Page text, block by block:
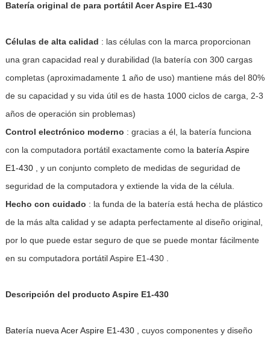
Batería original de para portátil Acer Aspire E1-430
Células de alta calidad : las células con la marca proporcionan
una gran capacidad real y durabilidad (la batería con 300 cargas
completas (aproximadamente 1 año de uso) mantiene más del 80%
de su capacidad y su vida útil es de hasta 1000 ciclos de carga, 2-3
años de operación sin problemas)
Control electrónico moderno : gracias a él, la batería funciona
con la computadora portátil exactamente como la batería Aspire
E1-430, y un conjunto completo de medidas de seguridad de
seguridad de la computadora y extiende la vida de la célula.
Hecho con cuidado : la funda de la batería está hecha de plástico
de la más alta calidad y se adapta perfectamente al diseño original,
por lo que puede estar seguro de que se puede montar fácilmente
en su computadora portátil Aspire E1-430 .
Descripción del producto Aspire E1-430
Batería nueva Acer Aspire E1-430, cuyos componentes y diseño